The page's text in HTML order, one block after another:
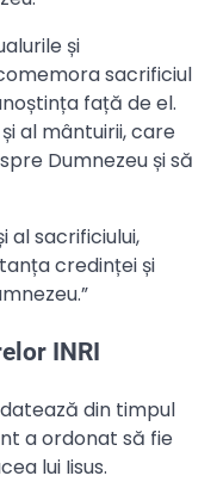
și
sacrificiul
față de el.
al mântuirii, care
Dumnezeu și să
al sacrificiului,
credinței și
INRI
din timpul
a ordonat să fie
lui Iisus.